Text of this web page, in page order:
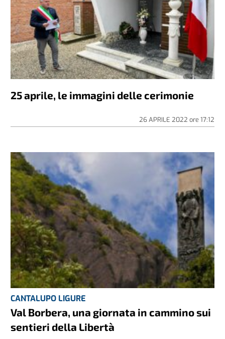
25 aprile, le immagini delle cerimonie
26 APRILE 2022 ore 17:12
CANTALUPO LIGURE
Val Borbera, una giornata in cammino sui
sentieri della Libertà